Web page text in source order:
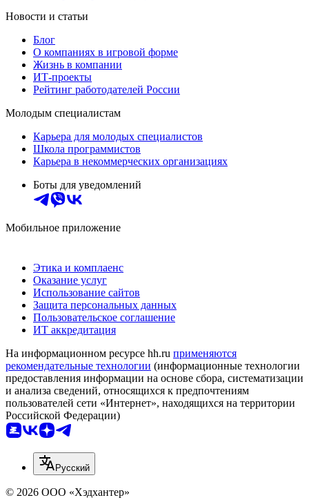
Новости и статьи
Блог
О компаниях в игровой форме
Жизнь в компании
ИТ-проекты
Рейтинг работодателей России
Молодым специалистам
Карьера для молодых специалистов
Школа программистов
Карьера в некоммерческих организациях
Боты для уведомлений
Мобильное приложение
Этика и комплаенс
Оказание услуг
Использование сайтов
Защита персональных данных
Пользовательское соглашение
ИТ аккредитация
На информационном ресурсе hh.ru применяются
рекомендательные технологии (информационные технологии
предоставления информации на основе сбора, систематизации
и анализа сведений, относящихся к предпочтениям
пользователей сети «Интернет», находящихся на территории
Российской Федерации)
Русский
© 2026 ООО «Хэдхантер»